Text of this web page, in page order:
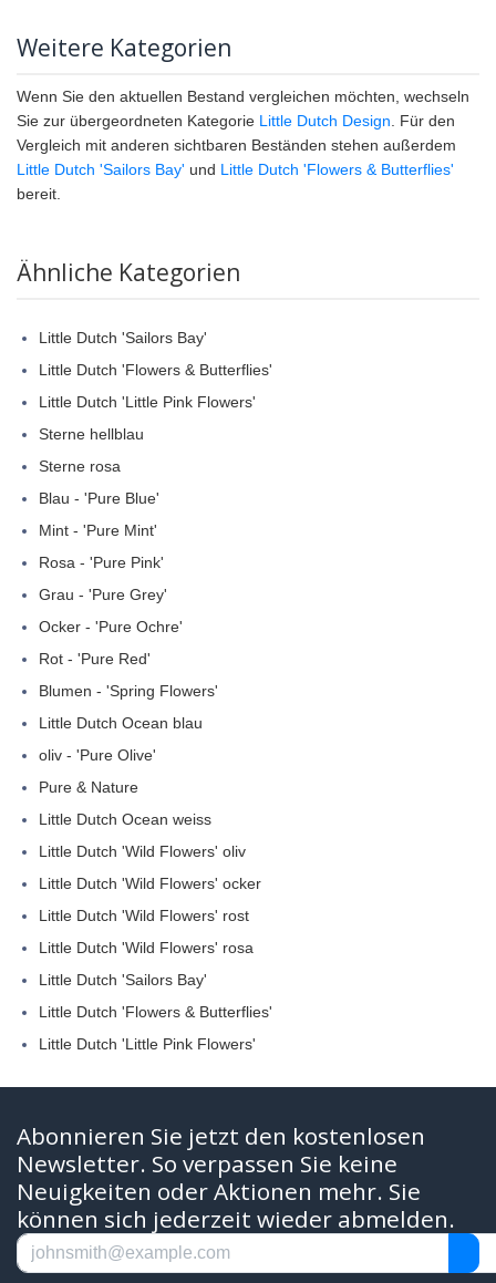
Weitere Kategorien
Wenn Sie den aktuellen Bestand vergleichen möchten, wechseln
Sie zur übergeordneten Kategorie Little Dutch Design . Für den
Vergleich mit anderen sichtbaren Beständen stehen außerdem
Little Dutch 'Sailors Bay' und Little Dutch 'Flowers & Butterflies'
bereit.
Ähnliche Kategorien
Little Dutch 'Sailors Bay'
Little Dutch 'Flowers & Butterflies'
Little Dutch 'Little Pink Flowers'
Sterne hellblau
Sterne rosa
Blau - 'Pure Blue'
Mint - 'Pure Mint'
Rosa - 'Pure Pink'
Grau - 'Pure Grey'
Ocker - 'Pure Ochre'
Rot - 'Pure Red'
Blumen - 'Spring Flowers'
Little Dutch Ocean blau
oliv - 'Pure Olive'
Pure & Nature
Little Dutch Ocean weiss
Little Dutch 'Wild Flowers' oliv
Little Dutch 'Wild Flowers' ocker
Little Dutch 'Wild Flowers' rost
Little Dutch 'Wild Flowers' rosa
Little Dutch 'Sailors Bay'
Little Dutch 'Flowers & Butterflies'
Little Dutch 'Little Pink Flowers'
Abonnieren Sie jetzt den kostenlosen
Newsletter. So verpassen Sie keine
Neuigkeiten oder Aktionen mehr. Sie
können sich jederzeit wieder abmelden.